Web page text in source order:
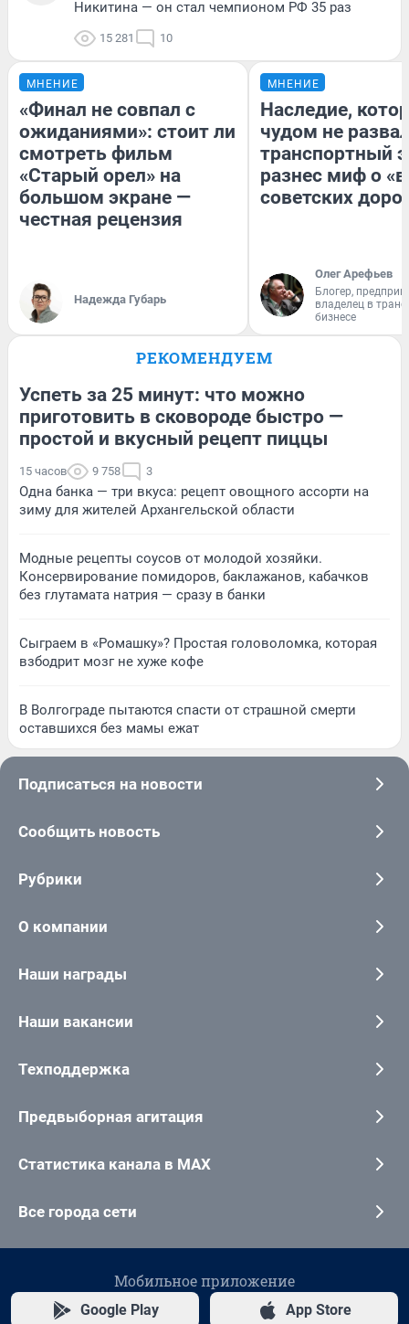
Никитина — он стал чемпионом РФ 35 раз
15 281 10
МНЕНИЕ
«Финал не совпал с
ожиданиями»: стоит ли
смотреть фильм
«Старый орел» на
большом экране —
честная рецензия
Надежда Губарь
МНЕНИЕ
Наследие,
чудом не
транспортный
разнес миф о
советских
Олег Арефьев
Блогер,
владелец в
бизнесе
РЕКОМЕНДУЕМ
Успеть за 25 минут: что можно
приготовить в сковороде быстро —
простой и вкусный рецепт пиццы
15 часов 9 758 3
Одна банка — три вкуса: рецепт овощного ассорти на
зиму для жителей Архангельской области
Модные рецепты соусов от молодой хозяйки.
Консервирование помидоров, баклажанов, кабачков
без глутамата натрия — сразу в банки
Сыграем в «Ромашку»? Простая головоломка, которая
взбодрит мозг не хуже кофе
В Волгограде пытаются спасти от страшной смерти
оставшихся без мамы ежат
Подписаться на новости
Сообщить новость
Рубрики
О компании
Наши награды
Наши вакансии
Техподдержка
Предвыборная агитация
Статистика канала в MAX
Все города сети
Мобильное приложение
Google Play App Store